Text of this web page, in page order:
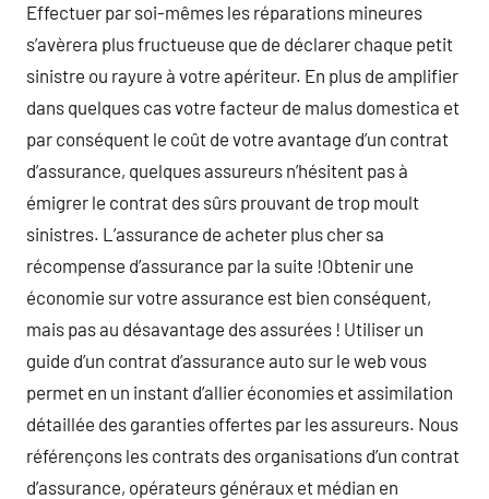
Effectuer par soi-mêmes les réparations mineures
s’avèrera plus fructueuse que de déclarer chaque petit
sinistre ou rayure à votre apériteur. En plus de amplifier
dans quelques cas votre facteur de malus domestica et
par conséquent le coût de votre avantage d’un contrat
d’assurance, quelques assureurs n’hésitent pas à
émigrer le contrat des sûrs prouvant de trop moult
sinistres. L’assurance de acheter plus cher sa
récompense d’assurance par la suite !Obtenir une
économie sur votre assurance est bien conséquent,
mais pas au désavantage des assurées ! Utiliser un
guide d’un contrat d’assurance auto sur le web vous
permet en un instant d’allier économies et assimilation
détaillée des garanties offertes par les assureurs. Nous
référençons les contrats des organisations d’un contrat
d’assurance, opérateurs généraux et médian en